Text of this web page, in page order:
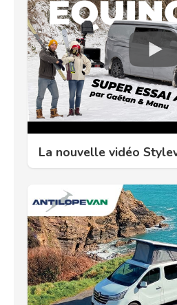
La nouvelle vidéo